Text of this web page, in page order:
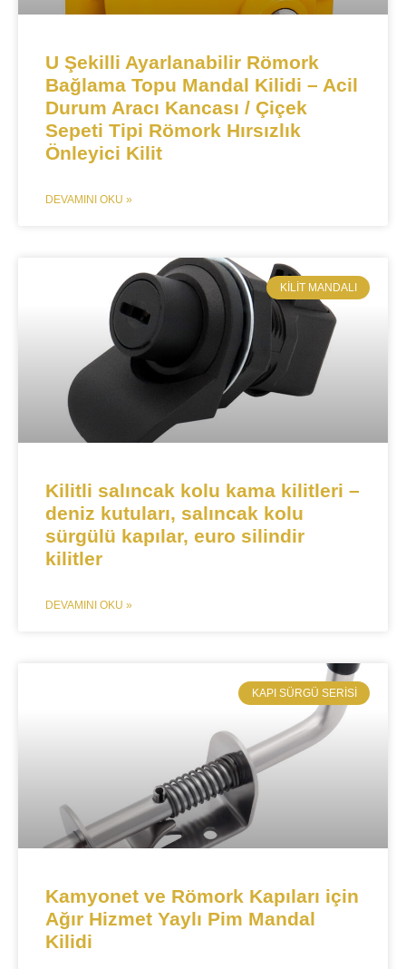
U Şekilli Ayarlanabilir Römork
Bağlama Topu Mandal Kilidi – Acil
Durum Aracı Kancası / Çiçek
Sepeti Tipi Römork Hırsızlık
Önleyici Kilit
DEVAMINI OKU »
KILIT MANDALI​
Kilitli salıncak kolu kama kilitleri –
deniz kutuları, salıncak kolu
sürgülü kapılar, euro silindir
kilitler
DEVAMINI OKU »
​KAPI SÜRGÜ SERISI
​​​​Kamyonet ve Römork Kapıları için
Ağır Hizmet Yaylı Pim Mandal
Kilidi